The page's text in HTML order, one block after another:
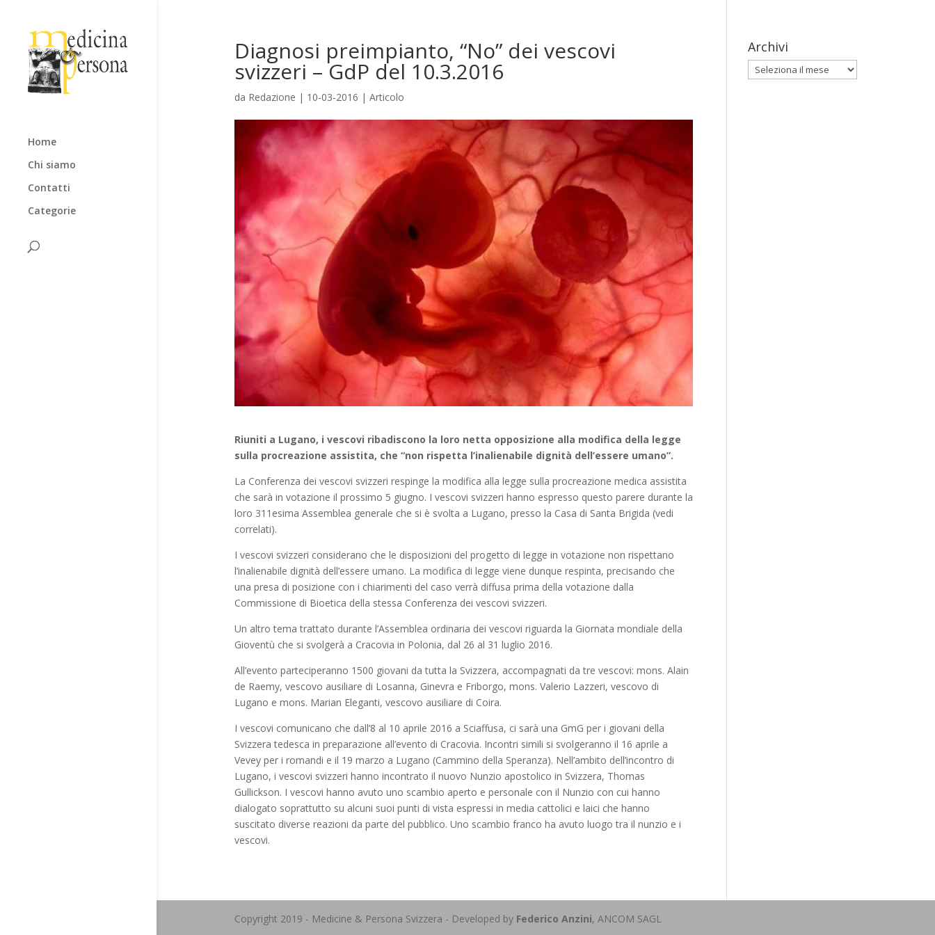
Home
Chi siamo
Contatti
Categorie
Diagnosi preimpianto, “No” dei vescovi
svizzeri – GdP del 10.3.2016
da Redazione | 10-03-2016 | Articolo
Riuniti a Lugano, i vescovi ribadiscono la loro netta opposizione alla modifica della legge
sulla procreazione assistita, che “non rispetta l’inalienabile dignità dell’essere umano”.
La Conferenza dei vescovi svizzeri respinge la modifica alla legge sulla procreazione medica assistita
che sarà in votazione il prossimo 5 giugno. I vescovi svizzeri hanno espresso questo parere durante la
loro 311esima Assemblea generale che si è svolta a Lugano, presso la Casa di Santa Brigida (vedi
correlati).
I vescovi svizzeri considerano che le disposizioni del progetto di legge in votazione non rispettano
l’inalienabile dignità dell’essere umano. La modifica di legge viene dunque respinta, precisando che
una presa di posizione con i chiarimenti del caso verrà diffusa prima della votazione dalla
Commissione di Bioetica della stessa Conferenza dei vescovi svizzeri.
Un altro tema trattato durante l’Assemblea ordinaria dei vescovi riguarda la Giornata mondiale della
Gioventù che si svolgerà a Cracovia in Polonia, dal 26 al 31 luglio 2016.
All’evento parteciperanno 1500 giovani da tutta la Svizzera, accompagnati da tre vescovi: mons. Alain
de Raemy, vescovo ausiliare di Losanna, Ginevra e Friborgo, mons. Valerio Lazzeri, vescovo di
Lugano e mons. Marian Eleganti, vescovo ausiliare di Coira.
I vescovi comunicano che dall’8 al 10 aprile 2016 a Sciaffusa, ci sarà una GmG per i giovani della
Svizzera tedesca in preparazione all’evento di Cracovia. Incontri simili si svolgeranno il 16 aprile a
Vevey per i romandi e il 19 marzo a Lugano (Cammino della Speranza). Nell’ambito dell’incontro di
Lugano, i vescovi svizzeri hanno incontrato il nuovo Nunzio apostolico in Svizzera, Thomas
Gullickson. I vescovi hanno avuto uno scambio aperto e personale con il Nunzio con cui hanno
dialogato soprattutto su alcuni suoi punti di vista espressi in media cattolici e laici che hanno
suscitato diverse reazioni da parte del pubblico. Uno scambio franco ha avuto luogo tra il nunzio e i
vescovi.
Archivi
Archivi
Copyright 2019 - Medicine & Persona Svizzera - Developed by Federico Anzini, ANCOM SAGL